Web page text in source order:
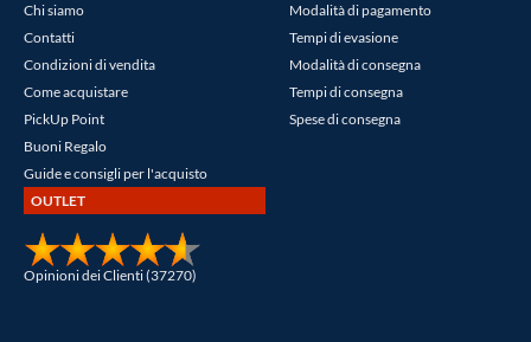
Chi siamo
Contatti
Condizioni di vendita
Come acquistare
PickUp Point
Buoni Regalo
Guide e consigli per l'acquisto
OUTLET
Opinioni dei Clienti (37270)
Modalità di pagamento
Tempi di evasione
Modalità di consegna
Tempi di consegna
Spese di consegna